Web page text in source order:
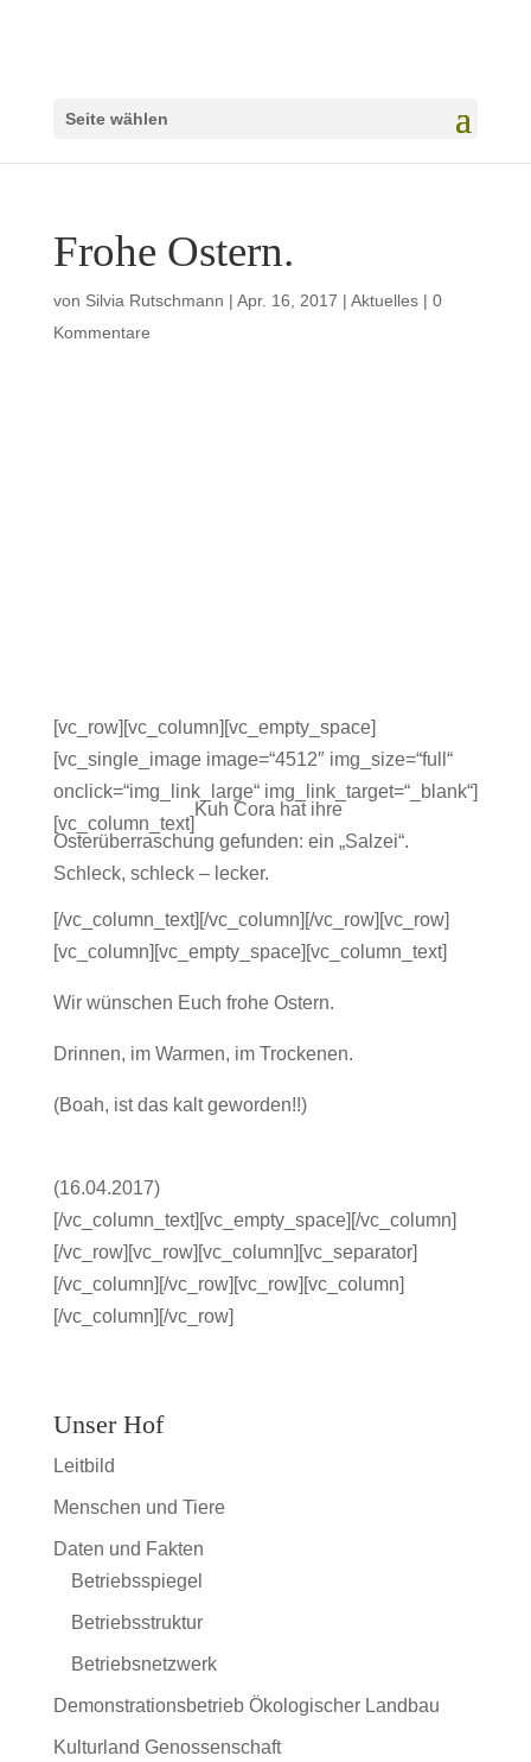
Seite wählen
Frohe Ostern.
von Silvia Rutschmann | Apr. 16, 2017 | Aktuelles| 0
Kommentare
[vc_row][vc_column][vc_empty_space]
[vc_single_image image=“4512″ img_size=“full“
onclick=“img_link_large“ img_link_target=“_blank“]
[vc_column_text]
Kuh Cora hat ihre
Osterüberraschung gefunden: ein „Salzei“.
Schleck, schleck – lecker.
[/vc_column_text][/vc_column][/vc_row][vc_row]
[vc_column][vc_empty_space][vc_column_text]
Wir wünschen Euch frohe Ostern.
Drinnen, im Warmen, im Trockenen.
(Boah, ist das kalt geworden!!)
(16.04.2017)
[/vc_column_text][vc_empty_space][/vc_column]
[/vc_row][vc_row][vc_column][vc_separator]
[/vc_column][/vc_row][vc_row][vc_column]
[/vc_column][/vc_row]
Unser Hof
Leitbild
Menschen und Tiere
Daten und Fakten
Betriebsspiegel
Betriebsstruktur
Betriebsnetzwerk
Demonstrationsbetrieb Ökologischer Landbau
Kulturland Genossenschaft